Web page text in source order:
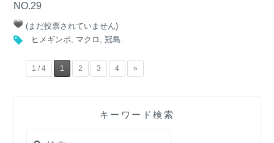
NO.29
(まだ投票されていません)
ヒメギンポ, マクロ ,冠島.
1 / 4 1 2 3 4 »
キーワード検索